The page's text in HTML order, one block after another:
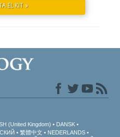
EL KIT »
(United Kingdom)
DANSK
繁體中文
NEDERLANDS